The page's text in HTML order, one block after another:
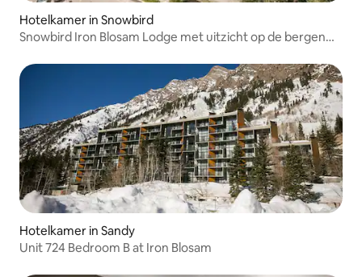
Hotelkamer in Snowbird
Snowbird Iron Blosam Lodge met uitzicht op de bergen
Hotelkamer in Sandy
Unit 724 Bedroom B at Iron Blosam